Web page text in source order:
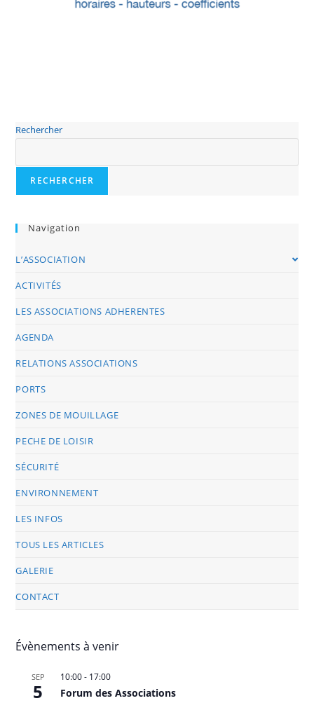
Rechercher
RECHERCHER
Navigation
L’ASSOCIATION
ACTIVITÉS
LES ASSOCIATIONS ADHERENTES
AGENDA
RELATIONS ASSOCIATIONS
PORTS
ZONES DE MOUILLAGE
PECHE DE LOISIR
SÉCURITÉ
ENVIRONNEMENT
LES INFOS
TOUS LES ARTICLES
GALERIE
CONTACT
Évènements à venir
SEP
5
10:00- 17:00
Forum des Associations